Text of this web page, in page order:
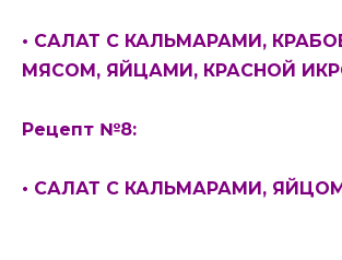
• САЛАТ С КАЛЬМАРАМИ,
МЯСОМ, ЯЙЦАМИ, КРАСНОЙ
Рецепт №8:
• САЛАТ С КАЛЬМАРАМИ,